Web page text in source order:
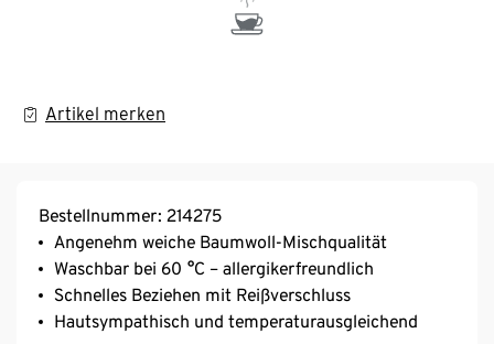
Artikel merken
Bestellnummer: 214275
Angenehm weiche Baumwoll-Mischqualität
Waschbar bei 60 °C – allergikerfreundlich
Schnelles Beziehen mit Reißverschluss
Hautsympathisch und temperaturausgleichend